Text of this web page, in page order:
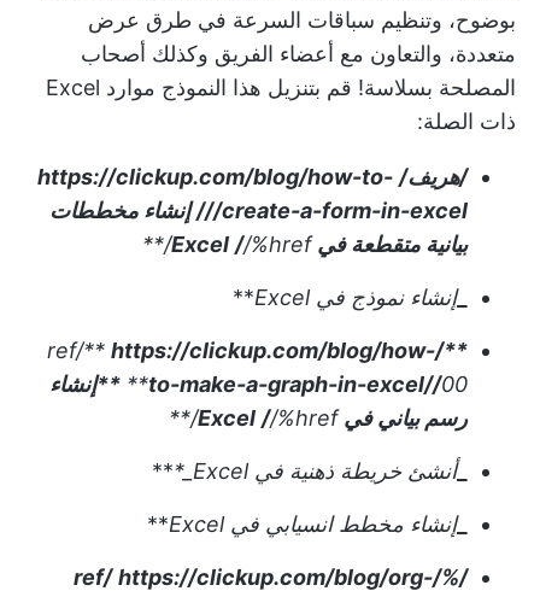
بوضوح، وتنظيم سباقات السرعة في طرق عرض
متعددة، والتعاون مع أعضاء الفريق وكذلك أصحاب
المصلحة بسلاسة! قم بتنزيل هذا النموذج
موارد Excel
ذات الصلة:
/هريف/ https://clickup.com/blog/how-to-
create-a-form-in-excel///
إنشاء مخططات
بيانية متقطعة في Excel
//%href/**
_إنشاء نموذج في Excel **
**/
ref/** https://clickup.com/blog/how-
to-make-a-graph-in-excel//00**
**إنشاء
رسم بياني في Excel
//%href/**
_أنشئ خريطة ذهنية في Excel_* **
_إنشاء مخطط انسيابي في Excel **
/%/ref/
https://clickup.com/blog/org-